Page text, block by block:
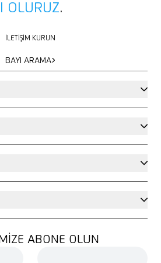
OLURUZ.
İLETIŞIM KURUN
BAYI ARAMA
ABONE OLUN